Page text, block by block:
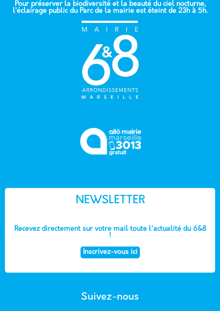
Pour préserver la biodiversité et la beauté du ciel nocturne,
l’éclairage public du Parc de la mairie est éteint de 23h à 5h.
NEWSLETTER
Recevez directement sur votre mail toute l'actualité du 6&8
!
Inscrivez-vous ici
Suivez-nous